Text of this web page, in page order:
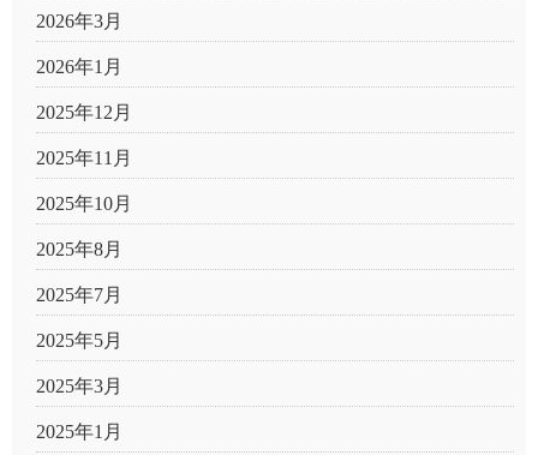
2026年3月
2026年1月
2025年12月
2025年11月
2025年10月
2025年8月
2025年7月
2025年5月
2025年3月
2025年1月